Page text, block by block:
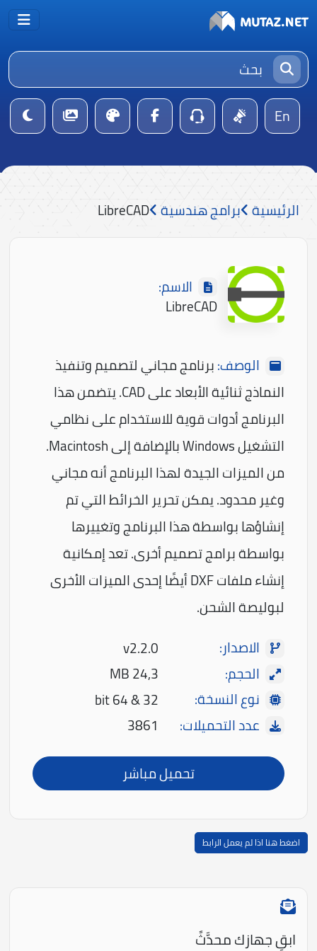
En
الرئيسية برامج هندسية LibreCAD
الاسم:
LibreCAD
الوصف:برنامج مجاني لتصميم وتنفيذ
النماذج ثنائية الأبعاد على CAD. يتضمن هذا
البرنامج أدوات قوية للاستخدام على نظامي
التشغيل Windows بالإضافة إلى Macintosh.
من الميزات الجيدة لهذا البرنامج أنه مجاني
وغير محدود. يمكن تحرير الخرائط التي تم
إنشاؤها بواسطة هذا البرنامج وتغييرها
بواسطة برامج تصميم أخرى. تعد إمكانية
إنشاء ملفات DXF أيضًا إحدى الميزات الأخرى
لبوليصة الشحن.
الاصدار:
v2.2.0
الحجم:
24,3 MB
نوع النسخة:
32 & 64 bit
عدد التحميلات:
3861
تحميل مباشر
اضغط هنا اذا لم يعمل الرابط
ابقِ جهازك محدَّثً